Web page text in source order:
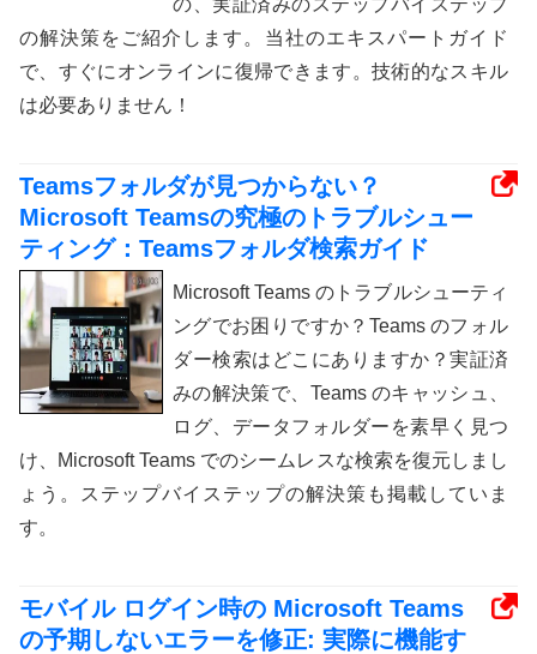
の解決策をご紹介します。当社のエキスパートガイド
で、すぐにオンラインに復帰できます。技術的なスキル
は必要ありません！
Teamsフォルダが見つからない？
Microsoft Teamsの究極のトラブルシュー
ティング：Teamsフォルダ検索ガイド
Microsoft Teams のトラブルシューティ
ングでお困りですか？Teams のフォル
ダー検索はどこにありますか？実証済
みの解決策で、Teams のキャッシュ、
ログ、データフォルダーを素早く見つ
け、Microsoft Teams でのシームレスな検索を復元しまし
ょう。ステップバイステップの解決策も掲載していま
す。
モバイル ログイン時の Microsoft Teams
の予期しないエラーを修正: 実際に機能す